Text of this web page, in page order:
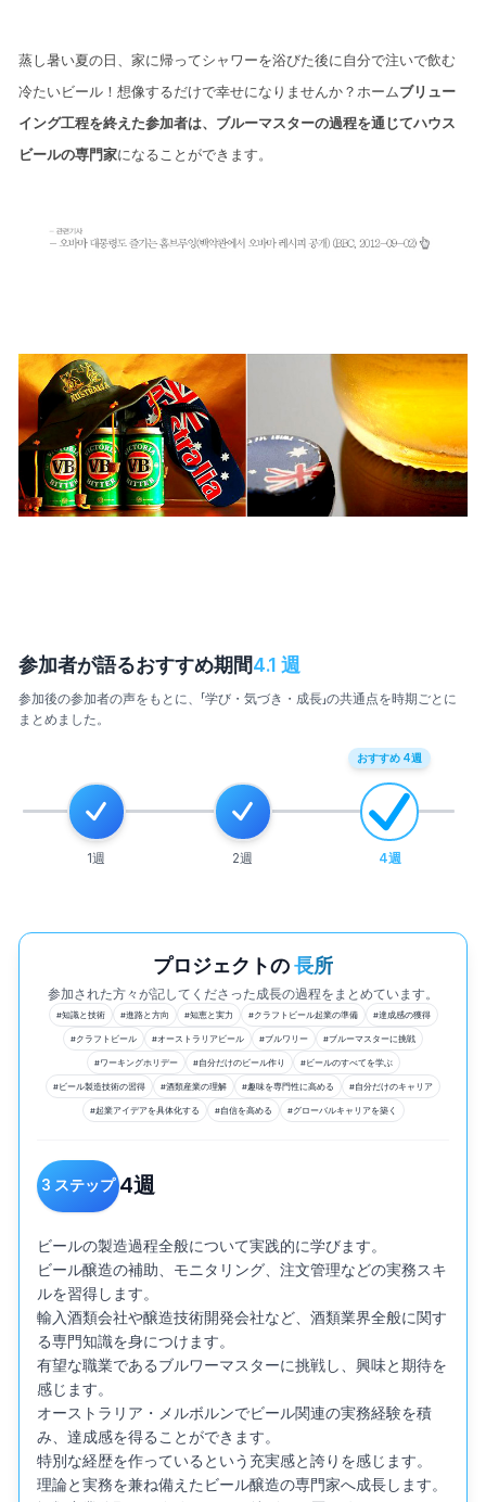
蒸し暑い夏の日、家に帰ってシャワーを浴びた後に自分で注いで飲む
冷たいビール！想像するだけで幸せになりませんか？ホームブリュー
イング工程を終えた参加者は、ブルーマスターの過程を通じてハウス
ビールの専門家になることができます。
参加者が語るおすすめ期間4.1 週
参加後の参加者の声をもとに、「学び・気づき・成長」の共通点を時期ごとに
まとめました。
1週 2週
おすすめ 4週
4週
プロジェクトの長所
参加された方々が記してくださった成長の過程をまとめています。
#知識と技術 #進路と方向 #知恵と実力 #クラフトビール起業の準備 #達成感の獲得
#クラフトビール #オーストラリアビール #ブルワリー #ブルーマスターに挑戦
#ワーキングホリデー #自分だけのビール作り #ビールのすべてを学ぶ
#ビール製造技術の習得 #酒類産業の理解 #趣味を専門性に高める #自分だけのキャリア
#起業アイデアを具体化する #自信を高める #グローバルキャリアを築く
3 ステップ 4週
ビールの製造過程全般について実践的に学びます。
ビール醸造の補助、モニタリング、注文管理などの実務スキ
ルを習得します。
輸入酒類会社や醸造技術開発会社など、酒類業界全般に関す
る専門知識を身につけます。
有望な職業であるブルワーマスターに挑戦し、興味と期待を
感じます。
オーストラリア・メルボルンでビール関連の実務経験を積
み、達成感を得ることができます。
特別な経歴を作っているという充実感と誇りを感じます。
理論と実務を兼ね備えたビール醸造の専門家へ成長します。